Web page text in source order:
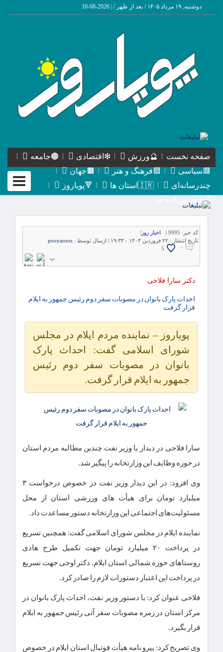
دوشنبه, ۱۹ مرداد ۱۴۰۵ / بعد از ظهر / |
2026-08-10
صفحه نخست 🔮ورزش ❇اقتصادی
🟤جامعه
🟥سیاسی
🟦فرهنگ و هنر
🟫جهان
چندرسانه‌ای
🇮🇷استان ها
🔻پویاروز
گیشه روزنامه ها
Toggle
کد خبر: 9995 | اخبار روز
تاریخ انتشار : ۲۲ فروردین ۱۴۰۳ - ۱۹:۳۳ | ارسال توسط : pooyarooz
۰
5
پ
دکتر سارا فلاحی
احداث پارک بانوان در مصوبات سفر دوم رئیس جمهور به ایلام
قرار گرفت
پویاروز – نماینده مردم ایلام در مجلس
شورای اسلامی گفت: احداث پارک
بانوان در مصوبات سفر دوم رئیس
جمهور به ایلام قرار گرفت.
سارا فلاحی در دیدار با وزیر نفت چندین مطالبه مردم استان
در حوزه وظایف این وزارتخانه را پیگیر شد.
وی افزود: در این دیدار وزیر نفت در خصوص درخواست ۳
میلیارد تومان برای هیأت های ورزشی استان از محل
مسئولیت‌های اجتماعی این وزارتخانه دستور مساعدت داد.
نماینده ایلام در مجلس شورای اسلامی گفت: همچنین تسریع
در پرداخت ۲۰ میلیارد تومان جهت تکمیل طرح هادی
روستاهای حوزه شمالی استان ایلام. دکتر اوجی جهت تسریع
در پرداخت این اعتبار دستورات لازم را صادر کرد.
فلاحی عنوان کرد: با دستور وزیر نفت، احداث پارک بانوان در
مرکز استان در زمره مصوبات سفر آتی رئیس جمهور به ایلام
قرار بگیرد.
وی تصریح کرد: پیرو نامه هیأت فوتبال استان ایلام در خصوص